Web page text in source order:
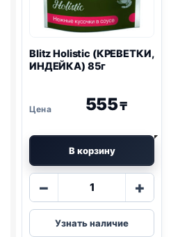
BlitzHolistic (КРЕВЕТКИ,
ИНДЕЙКА) 85г
555₸
В корзину
−
Количество
Blitz
Holistic
+
Узнать наличие